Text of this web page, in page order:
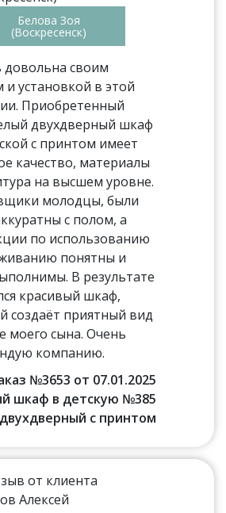
Белова Зоя
(Воскресенск)
довольна своим
и установкой в этой
Приобретенный
двухдверный шкаф
с принтом имеет
качество, материалы
на высшем уровне.
молодцы, были
с полом, а
по использованию
понятны и
В результате
красивый шкаф,
создаёт приятный вид
моего сына. Очень
компанию.
№3653 от 07.01.2025
шкаф в детскую №385
двухдверный с принтом